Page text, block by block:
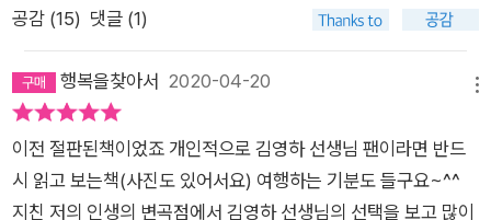
을 출간하면서 그 세 번의 여행이 모두 끝났다고 생각했다. 그러
서 그 여행이 아직 끝나지 않았으며, 언제든지 다시 시작될 수 있
다는 것을 알았다”고 말했다. 여행이 끝나고 10년이 흐른 뒤에야
작가는 모든 여행은 ‘오래 준비해온 대답’처럼 시작된다는 것을
알게 되었다. 여행 후 10년 동안 자신에게 일어난 변화를 모두 알
공감 (15) 댓글 (1)
행복을찾아서 2020-04-20
이전 절판된책이었죠 개인적으로 김영하 선생님 팬이라면 반드
시 읽고 보는책(사진도 있어서요) 여행하는 기분도 들구요~^^
지친 저의 인생의 변곡점에서 김영하 선생님의 선택을 보고 많이